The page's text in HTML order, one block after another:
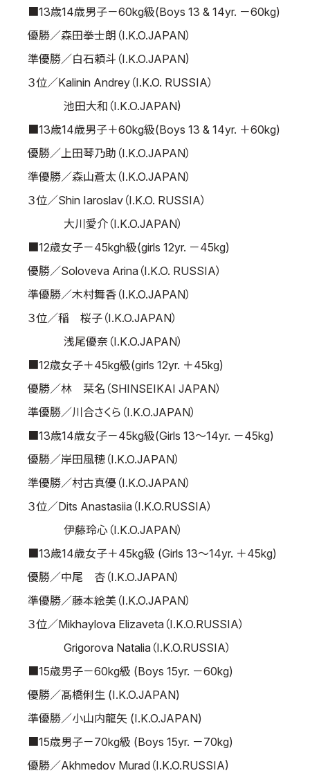
■13歳14歳男子－60kg級(Boys 13 & 14yr. －60kg)
優勝／森田拳士朗（I.K.O.JAPAN）
準優勝／白石頼斗（I.K.O.JAPAN)
３位／Kalinin Andrey（I.K.O. RUSSIA）
池田大和（I.K.O.JAPAN)
■13歳14歳男子＋60kg級(Boys 13 & 14yr. ＋60kg)
優勝／上田琴乃助（I.K.O.JAPAN）
準優勝／森山蒼太（I.K.O.JAPAN）
３位／Shin Iaroslav（I.K.O. RUSSIA）
大川愛介（I.K.O.JAPAN）
■12歳女子－45kgh級(girls 12yr. －45kg)
優勝／Soloveva Arina（I.K.O. RUSSIA）
準優勝／木村舞香（I.K.O.JAPAN）
３位／稲 桜子（I.K.O.JAPAN）
浅尾優奈（I.K.O.JAPAN）
■12歳女子＋45kg級(girls 12yr. ＋45kg)
優勝／林 栞名（SHINSEIKAI JAPAN）
準優勝／川合さくら（I.K.O.JAPAN）
■13歳14歳女子－45kg級(Girls 13～14yr. －45kg)
優勝／岸田風穂（I.K.O.JAPAN）
準優勝／村古真優（I.K.O.JAPAN）
３位／Dits Anastasiia（I.K.O.RUSSIA）
伊藤玲心（I.K.O.JAPAN）
■13歳14歳女子＋45kg級 (Girls 13～14yr. ＋45kg)
優勝／中尾 杏（I.K.O.JAPAN）
準優勝／藤本絵美（I.K.O.JAPAN）
３位／Mikhaylova Elizaveta（I.K.O.RUSSIA）
Grigorova Natalia（I.K.O.RUSSIA）
■15歳男子－60kg級 (Boys 15yr. －60kg)
優勝／髙橋俐生 (I.K.O.JAPAN)
準優勝／小山内龍矢 (I.K.O.JAPAN)
■15歳男子－70kg級 (Boys 15yr. －70kg)
優勝／Akhmedov Murad（I.K.O.RUSSIA)